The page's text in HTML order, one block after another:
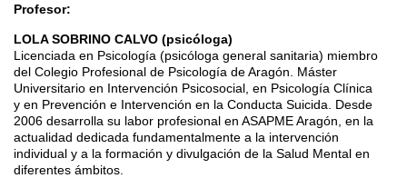
Profesor:
LOLA SOBRINO CALVO (psicóloga)
Licenciada en Psicología (psicóloga general sanitaria) miembro
del Colegio Profesional de Psicología de Aragón. Máster
Universitario en Intervención Psicosocial, en Psicología Clínica
y en Prevención e Intervención en la Conducta Suicida. Desde
2006 desarrolla su labor profesional en ASAPME Aragón, en la
actualidad dedicada fundamentalmente a la intervención
individual y a la formación y divulgación de la Salud Mental en
diferentes ámbitos.